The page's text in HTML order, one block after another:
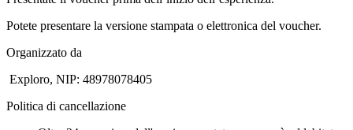
Potete presentare la versione stampata o elettronica del voucher.
Organizzato da
Exploro, NIP: 48978078405
Politica di cancellazione